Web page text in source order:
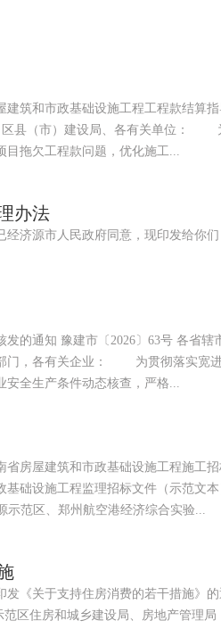
筑和市政基础设施工程工程款结算指
区县（市）建设局、各有关单位：
目拖欠工程款问题，优化施工...
办法
经济源市人民政府同意，现印发给你
的通知 豫建市〔2026〕63号 各省辖
门，各有关企业： 为贯彻落实宽进
安全生产条件动态核查，严格...
房屋建筑和市政基础设施工程施工
基础设施工程监理招标文件（示范文
示范区、郑州航空港经济综合实验...
《关于支持住房消费的若干措施》
住房和城乡建设局、房地产管理局